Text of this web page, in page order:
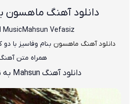
دانلود آهنگ ماهسون
MusicMahsun Vefasiz
دانلود آهنگ ماهسون بنام وفاسیز
همراه متن
دانلود آهنگ Mahsun به نام